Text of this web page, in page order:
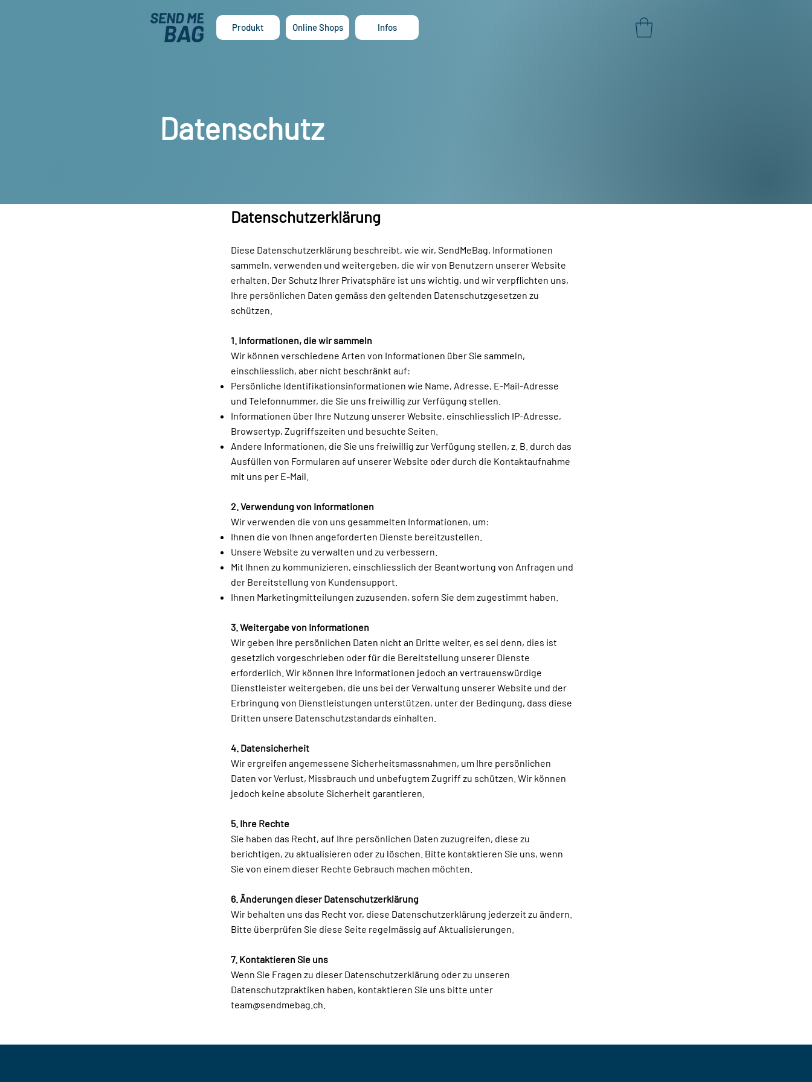
Produkt Online Shops Infos
Datenschutz
Datenschutzerklärung
Diese Datenschutzerklärung beschreibt, wie wir, SendMeBag, Informationen
sammeln, verwenden und weitergeben, die wir von Benutzern unserer Website
erhalten. Der Schutz Ihrer Privatsphäre ist uns wichtig, und wir verpflichten uns,
Ihre persönlichen Daten gemäss den geltenden Datenschutzgesetzen zu
schützen.
1. Informationen, die wir sammeln
Wir können verschiedene Arten von Informationen über Sie sammeln,
einschliesslich, aber nicht beschränkt auf:
Persönliche Identifikationsinformationen wie Name, Adresse, E-Mail-Adresse
und Telefonnummer, die Sie uns freiwillig zur Verfügung stellen.
Informationen über Ihre Nutzung unserer Website, einschliesslich IP-Adresse,
Browsertyp, Zugriffszeiten und besuchte Seiten.
Andere Informationen, die Sie uns freiwillig zur Verfügung stellen, z. B. durch das
Ausfüllen von Formularen auf unserer Website oder durch die Kontaktaufnahme
mit uns per E-Mail.
2. Verwendung von Informationen
Wir verwenden die von uns gesammelten Informationen, um:
Ihnen die von Ihnen angeforderten Dienste bereitzustellen.
Unsere Website zu verwalten und zu verbessern.
Mit Ihnen zu kommunizieren, einschliesslich der Beantwortung von Anfragen und
der Bereitstellung von Kundensupport.
Ihnen Marketingmitteilungen zuzusenden, sofern Sie dem zugestimmt haben.
3. Weitergabe von Informationen
Wir geben Ihre persönlichen Daten nicht an Dritte weiter, es sei denn, dies ist
gesetzlich vorgeschrieben oder für die Bereitstellung unserer Dienste
erforderlich. Wir können Ihre Informationen jedoch an vertrauenswürdige
Dienstleister weitergeben, die uns bei der Verwaltung unserer Website und der
Erbringung von Dienstleistungen unterstützen, unter der Bedingung, dass diese
Dritten unsere Datenschutzstandards einhalten.
4. Datensicherheit
Wir ergreifen angemessene Sicherheitsmassnahmen, um Ihre persönlichen
Daten vor Verlust, Missbrauch und unbefugtem Zugriff zu schützen. Wir können
jedoch keine absolute Sicherheit garantieren.
5. Ihre Rechte
Sie haben das Recht, auf Ihre persönlichen Daten zuzugreifen, diese zu
berichtigen, zu aktualisieren oder zu löschen. Bitte kontaktieren Sie uns, wenn
Sie von einem dieser Rechte Gebrauch machen möchten.
6. Änderungen dieser Datenschutzerklärung
Wir behalten uns das Recht vor, diese Datenschutzerklärung jederzeit zu ändern.
Bitte überprüfen Sie diese Seite regelmässig auf Aktualisierungen.
7. Kontaktieren Sie uns
Wenn Sie Fragen zu dieser Datenschutzerklärung oder zu unseren
Datenschutzpraktiken haben, kontaktieren Sie uns bitte unter
team@sendmebag.ch